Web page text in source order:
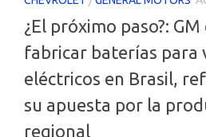
¿El próximo paso?:
fabricar baterías para
eléctricos en Brasil,
su apuesta por la
regional